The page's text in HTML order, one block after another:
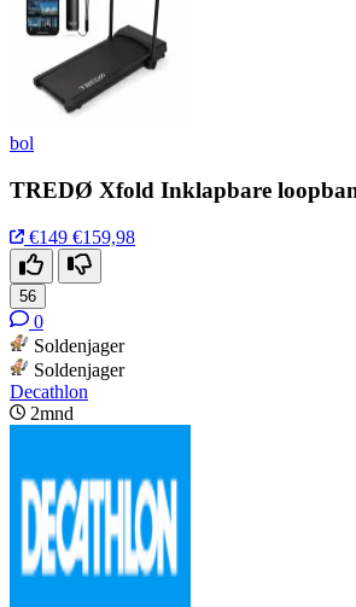
bol
TREDØ Xfold Inklapbare
€149 €159,98
56
0
Soldenjager
Soldenjager
Decathlon
2mnd